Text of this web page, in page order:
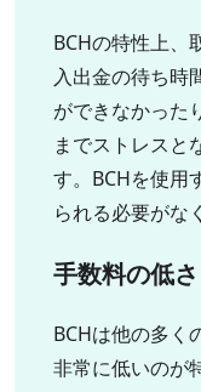
BCHの特性上、
入出金の待ち時
ができなかった
までストレスと
す。BCHを使用
られる必要がな
手数料の低さ
BCHは他の多く
非常に低いのが